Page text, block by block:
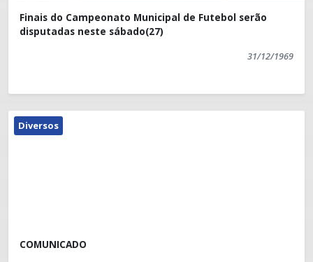
Finais do Campeonato Municipal de Futebol serão
disputadas neste sábado(27)
31/12/1969
Diversos
COMUNICADO